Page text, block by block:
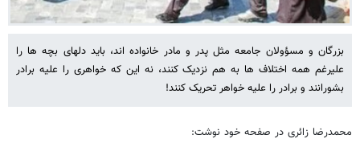
بزرگان و مسؤولان جامعه مثل پدر و مادر خانواده اند، باید دلهای بچه ها را
علیرغم همه اختلاف ها به هم نزدیک کنند، نه این که خواهری را علیه برادر
بشورانند و برادر را علیه خواهر تحریک کنند!
محمدرضا زائری در صفحه خود نوشت: